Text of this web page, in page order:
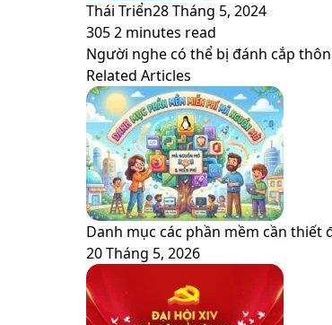
Thái Triển28 Tháng 5, 2024
3052 minutes read
Facebook
X
LinkedIn
Pinterest
Messenger
Messenger
WhatsApp
Telegram
Viber
Share
via
Email
Print
Người nghe có thể bị đánh cắp
Related Articles
Danh mục các phần mềm cần thiết
20 Tháng 5, 2026